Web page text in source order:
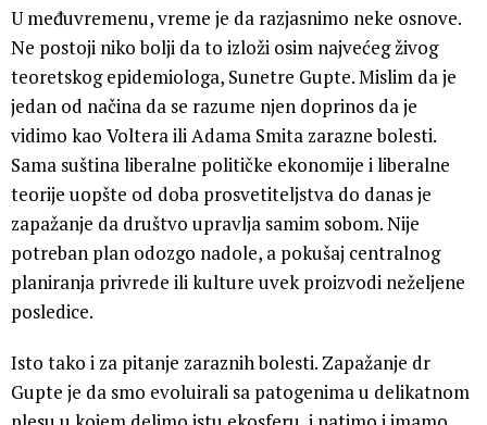
U međuvremenu, vreme je da razjasnimo neke osnove.
Ne postoji niko bolji da to izloži osim najvećeg živog
teoretskog epidemiologa, Sunetre Gupte. Mislim da je
jedan od načina da se razume njen doprinos da je
vidimo kao Voltera ili Adama Smita zarazne bolesti.
Sama suština liberalne političke ekonomije i liberalne
teorije uopšte od doba prosvetiteljstva do danas je
zapažanje da društvo upravlja samim sobom. Nije
potreban plan odozgo nadole, a pokušaj centralnog
planiranja privrede ili kulture uvek proizvodi neželjene
posledice.
Isto tako i za pitanje zaraznih bolesti. Zapažanje dr
Gupte je da smo evoluirali sa patogenima u delikatnom